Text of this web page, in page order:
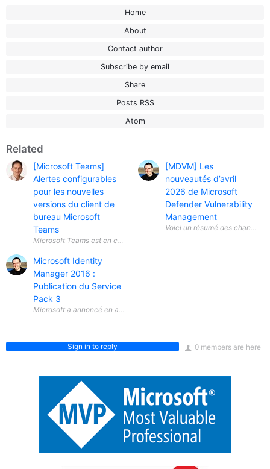
Home
About
Contact author
Subscribe by email
Share
Posts RSS
Atom
Related
[Microsoft Teams]
Alertes configurables
pour les nouvelles
versions du client de
bureau Microsoft
Teams
Microsoft Identity
Manager 2016 :
Publication du Service
Pack 3
Microsoft a annoncé en avril 2026 la disponibilité générale ( General
[MDVM] Les
nouveautés d’avril
2026 de Microsoft
Defender Vulnerability
Management
0 members are here
Sign in to reply